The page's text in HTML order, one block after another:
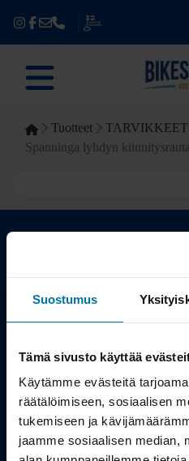
Suostumus
Tämä sivusto käyttää
Käytämme evästeitä
räätälöimiseen, sosiaalisen
tukemiseen ja
jaamme sosiaalisen median,
Tuotteet TARVIKKEET
Spanninga lyhdyn kiinnitysrauta